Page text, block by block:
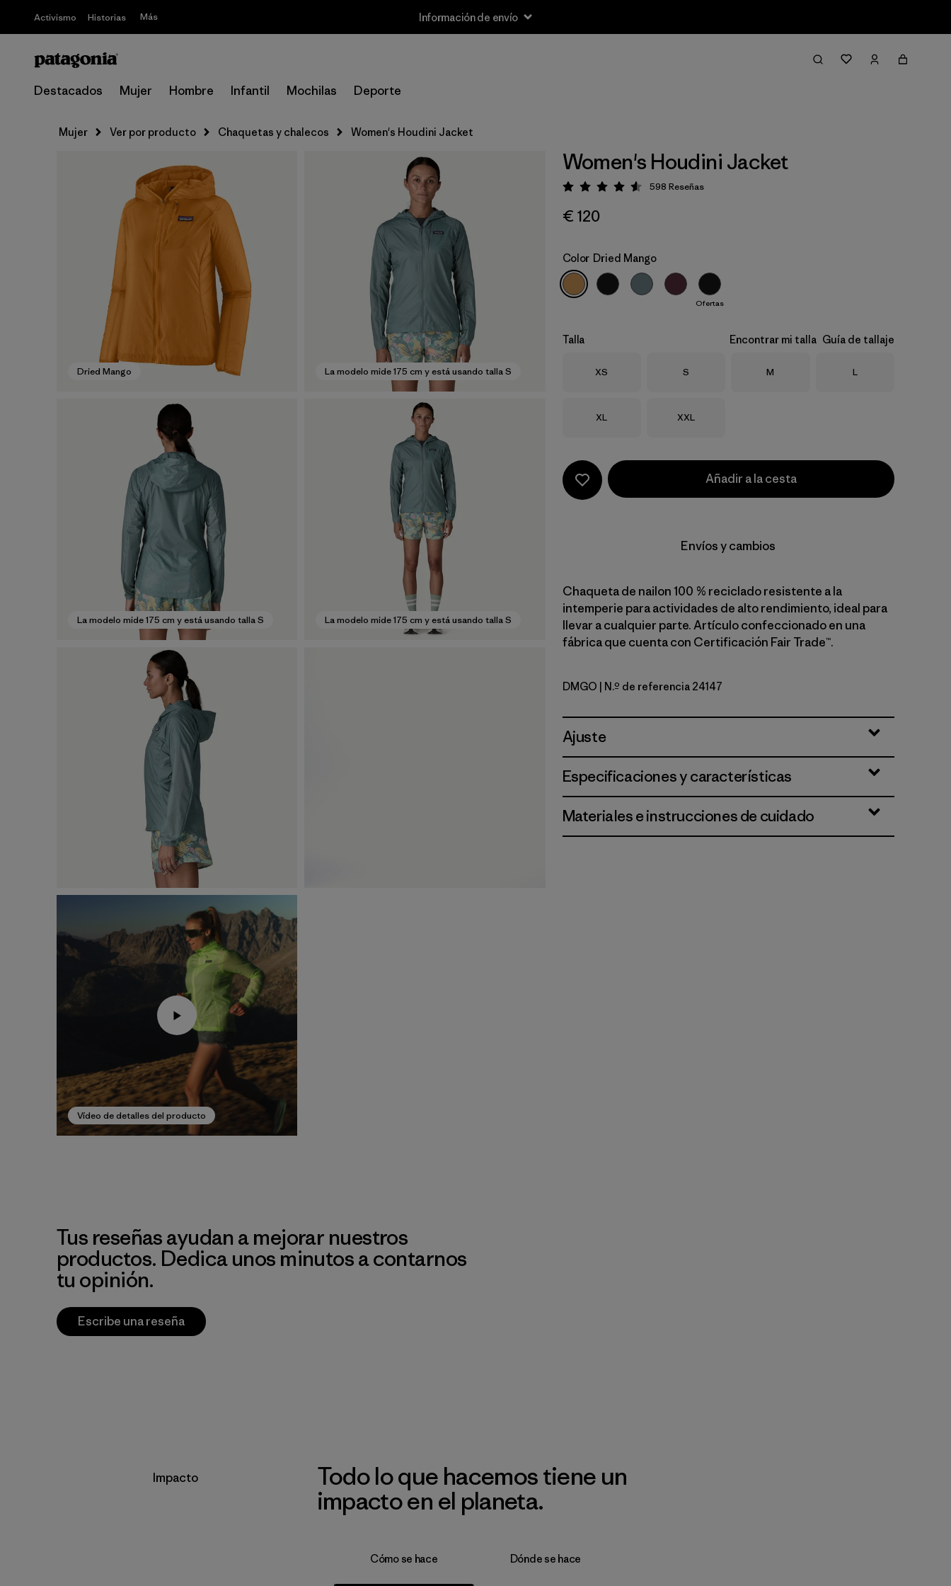
Activismo Historias Más
Destacados Mujer Hombre Infantil Mochilas Deporte
Mujer Ver por producto Chaquetas y chalecos Women's Houdini Jacket
Dried Mango La modelo mide 175 cm y está usando talla S
La modelo mide 175 cm y está usando talla S La modelo mide 175 cm y está usando talla S
Vídeo de detalles del producto
Women's Houdini Jacket
Puntuación: 4.6 / 5
598 Reseñas
€ 120
Color Dried Mango
Ofertas
Talla Encontrar mi talla Guía de tallaje
Talla
XS Talla
S Talla
M Talla
L
Talla
XL Talla
XXL
Añadir a la cesta
Envíos y cambios
Chaqueta de nailon 100 % reciclado resistente a la
intemperie para actividades de alto rendimiento, ideal para
llevar a cualquier parte. Artículo confeccionado en una
fábrica que cuenta con Certificación Fair Trade™.
Dried Mango
DMGO | N.º de referencia 24147
Ajuste
Especificaciones y características
Materiales e instrucciones de cuidado
Tus reseñas ayudan a mejorar nuestros
productos. Dedica unos minutos a contarnos
tu opinión.
Escribe una reseña
Impacto
Todo lo que hacemos tiene un
impacto en el planeta.
Cómo se hace Dónde se hace